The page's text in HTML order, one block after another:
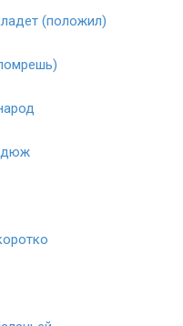
(положил)
дюж